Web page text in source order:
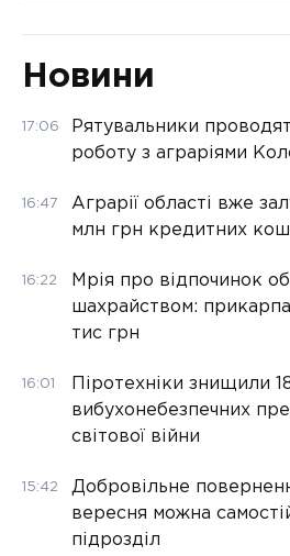
Новини
17:06
Рятувальники
роботу з аграріями
16:47
Аграрії області вже
млн грн кредитних
16:22
Мрія про відпочинок
шахрайством:
тис грн
16:01
Піротехніки знищили
вибухонебезпечних
світової війни
15:42
Добровільне
вересня можна
підрозділ